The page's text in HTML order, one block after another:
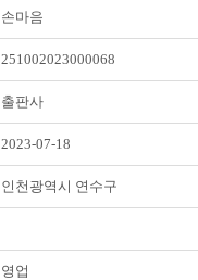
손마음
251002023000068
출판사
2023-07-18
인천광역시 연수구
영업